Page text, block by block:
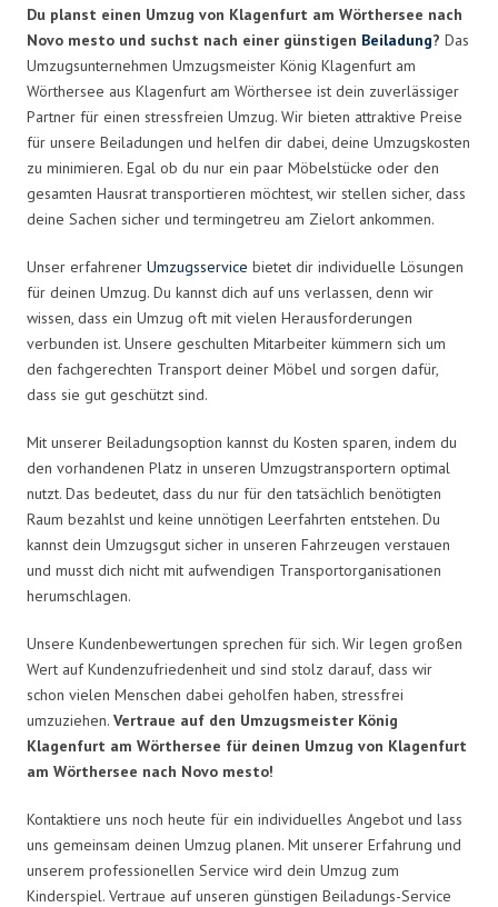
Du planst einen Umzug von Klagenfurt am Wörthersee nach
Novo mesto und suchst nach einer günstigen Beiladung? Das
Umzugsunternehmen Umzugsmeister König Klagenfurt am
Wörthersee aus Klagenfurt am Wörthersee ist dein zuverlässiger
Partner für einen stressfreien Umzug. Wir bieten attraktive Preise
für unsere Beiladungen und helfen dir dabei, deine Umzugskosten
zu minimieren. Egal ob du nur ein paar Möbelstücke oder den
gesamten Hausrat transportieren möchtest, wir stellen sicher, dass
deine Sachen sicher und termingetreu am Zielort ankommen.
Unser erfahrener Umzugsservice bietet dir individuelle Lösungen
für deinen Umzug. Du kannst dich auf uns verlassen, denn wir
wissen, dass ein Umzug oft mit vielen Herausforderungen
verbunden ist. Unsere geschulten Mitarbeiter kümmern sich um
den fachgerechten Transport deiner Möbel und sorgen dafür,
dass sie gut geschützt sind.
Mit unserer Beiladungsoption kannst du Kosten sparen, indem du
den vorhandenen Platz in unseren Umzugstransportern optimal
nutzt. Das bedeutet, dass du nur für den tatsächlich benötigten
Raum bezahlst und keine unnötigen Leerfahrten entstehen. Du
kannst dein Umzugsgut sicher in unseren Fahrzeugen verstauen
und musst dich nicht mit aufwendigen Transportorganisationen
herumschlagen.
Unsere Kundenbewertungen sprechen für sich. Wir legen großen
Wert auf Kundenzufriedenheit und sind stolz darauf, dass wir
schon vielen Menschen dabei geholfen haben, stressfrei
umzuziehen. Vertraue auf den Umzugsmeister König
Klagenfurt am Wörthersee für deinen Umzug von Klagenfurt
am Wörthersee nach Novo mesto!
Kontaktiere uns noch heute für ein individuelles Angebot und lass
uns gemeinsam deinen Umzug planen. Mit unserer Erfahrung und
unserem professionellen Service wird dein Umzug zum
Kinderspiel. Vertraue auf unseren günstigen Beiladungs-Service